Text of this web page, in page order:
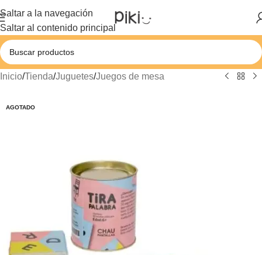
Saltar a la navegación
Saltar al contenido principal
Inicio/Tienda/Juguetes/Juegos de mesa
AGOTADO